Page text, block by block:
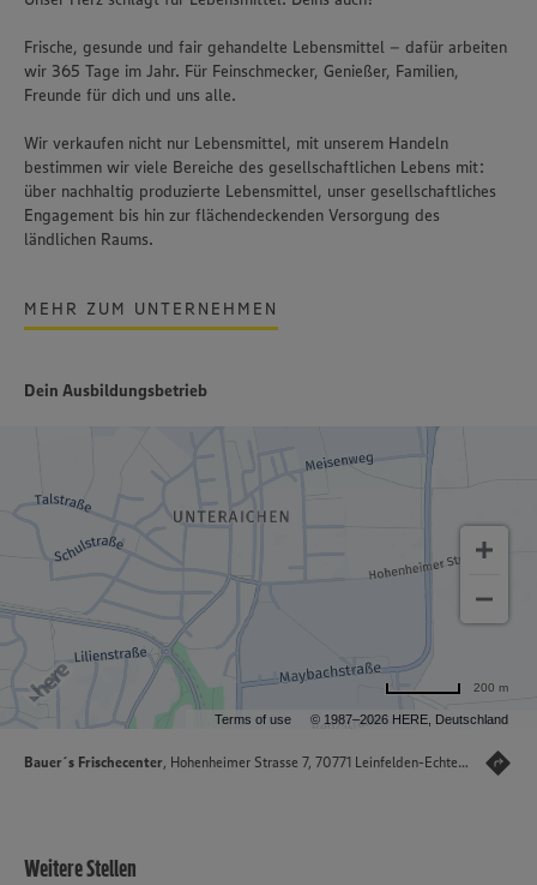
Frische, gesunde und fair gehandelte Lebensmittel – dafür arbeiten
wir 365 Tage im Jahr. Für Feinschmecker, Genießer, Familien,
Freunde für dich und uns alle.
Wir verkaufen nicht nur Lebensmittel, mit unserem Handeln
bestimmen wir viele Bereiche des gesellschaftlichen Lebens mit:
über nachhaltig produzierte Lebensmittel, unser gesellschaftliches
Engagement bis hin zur flächendeckenden Versorgung des
ländlichen Raums.
MEHR ZUM UNTERNEHMEN
Dein Ausbildungsbetrieb
Terms of use © 1987–2026 HERE, Deutschland
200 m
Bauer´s Frischecenter, Hohenheimer Strasse 7, 70771 Leinfelden-Echterdingen
Weitere Stellen